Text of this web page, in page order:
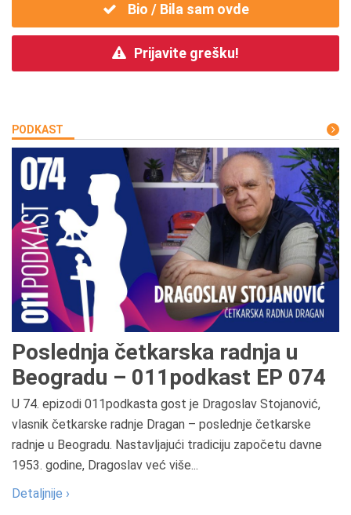
Bio / Bila sam ovde
Prijavite grešku!
PODKAST
Poslednja četkarska radnja u
Beogradu – 011podkast EP 074
U 74. epizodi 011podkasta gost je Dragoslav Stojanović,
vlasnik četkarske radnje Dragan – poslednje četkarske
radnje u Beogradu. Nastavljajući tradiciju započetu davne
1953. godine, Dragoslav već više...
Detaljnije ›